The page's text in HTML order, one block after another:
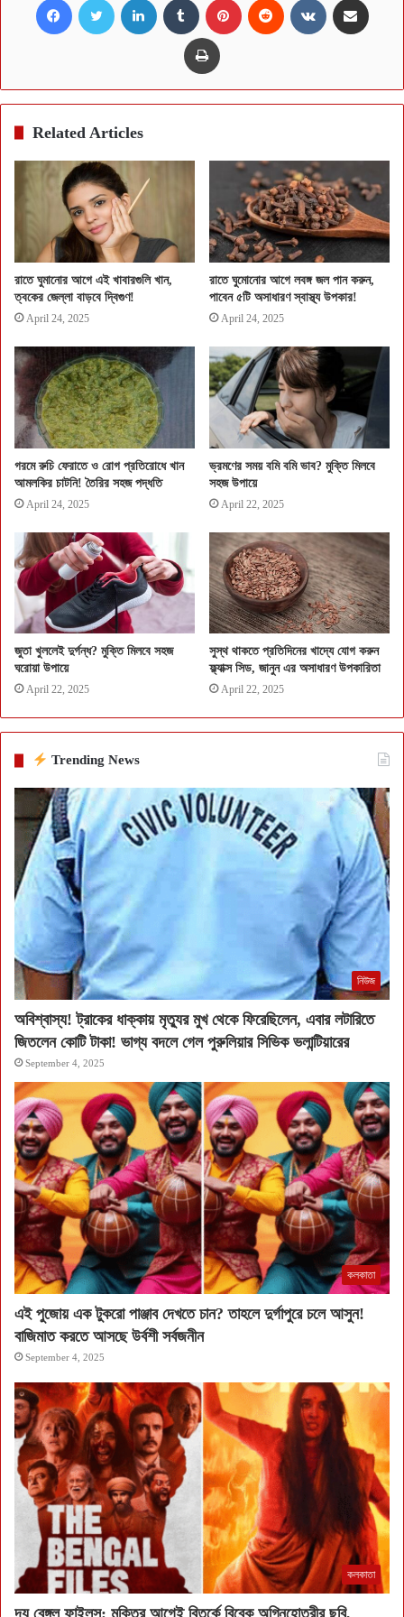
Print
Related Articles
রাতে ঘুমানোর আগে এই খাবারগুলি খান,
ত্বকের জেল্লা বাড়বে দ্বিগুণ!
April 24, 2025
রাতে ঘুমোনোর আগে লবঙ্গ জল পান করুন,
পাবেন ৫টি অসাধারণ স্বাস্থ্য উপকার!
April 24, 2025
গরমে রুচি ফেরাতে ও রোগ প্রতিরোধে খান
আমলকির চাটনি! তৈরির সহজ পদ্ধতি
April 24, 2025
ভ্রমণের সময় বমি বমি ভাব? মুক্তি মিলবে
সহজ উপায়ে
April 22, 2025
জুতা খুললেই দুর্গন্ধ? মুক্তি মিলবে সহজ
ঘরোয়া উপায়ে
April 22, 2025
সুস্থ থাকতে প্রতিদিনের খাদ্যে যোগ করুন
ফ্ল্যাক্স সিড, জানুন এর অসাধারণ উপকারিতা
April 22, 2025
Trending News
নিউজ
অবিশ্বাস্য! ট্রাকের ধাক্কায় মৃত্যুর মুখ থেকে ফিরেছিলেন, এবার লটারিতে
জিতলেন কোটি টাকা! ভাগ্য বদলে গেল পুরুলিয়ার সিভিক ভলান্টিয়ারের
September 4, 2025
কলকাতা
এই পুজোয় এক টুকরো পাঞ্জাব দেখতে চান? তাহলে দুর্গাপুরে চলে আসুন!
বাজিমাত করতে আসছে উর্বশী সর্বজনীন
September 4, 2025
কলকাতা